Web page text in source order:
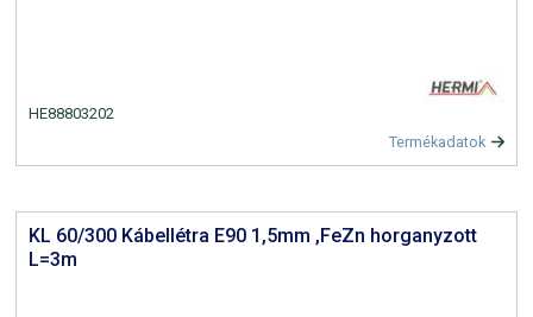
HE88803202
Termékadatok
KL 60/300 Kábellétra E90 1,5mm ,FeZn horganyzott
L=3m